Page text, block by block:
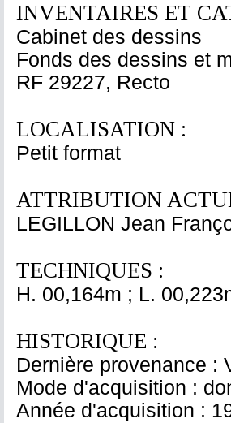
INVENTAIRES ET
Cabinet des dessins
Fonds des dessins et
RF 29227, Recto
LOCALISATION :
Petit format
ATTRIBUTION
LEGILLON Jean
TECHNIQUES :
H. 00,164m ; L.
HISTORIQUE :
Dernière provenance :
Mode d'acquisition :
Année d'acquisition :